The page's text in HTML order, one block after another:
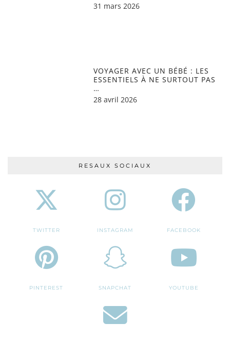
31 mars 2026
VOYAGER AVEC UN BÉBÉ : LES
ESSENTIELS À NE SURTOUT PAS
…
28 avril 2026
RESAUX SOCIAUX
TWITTER INSTAGRAM FACEBOOK
PINTEREST SNAPCHAT YOUTUBE